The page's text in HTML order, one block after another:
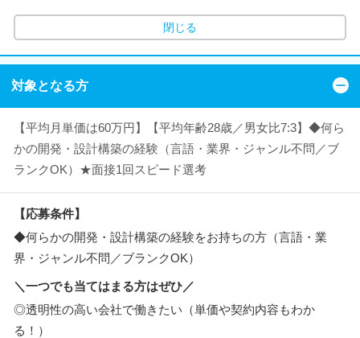
閉じる
対象となる方
【平均月単価は60万円】【平均年齢28歳／男女比7:3】◆何ら
かの開発・設計構築の経験（言語・業界・ジャンル不問／ブ
ランクOK）★面接1回スピード選考
【応募条件】
◆何らかの開発・設計構築の経験をお持ちの方（言語・業
界・ジャンル不問／ブランクOK）
＼一つでも当てはまる方はぜひ／
◎透明性の高い会社で働きたい（単価や契約内容もわか
る！）